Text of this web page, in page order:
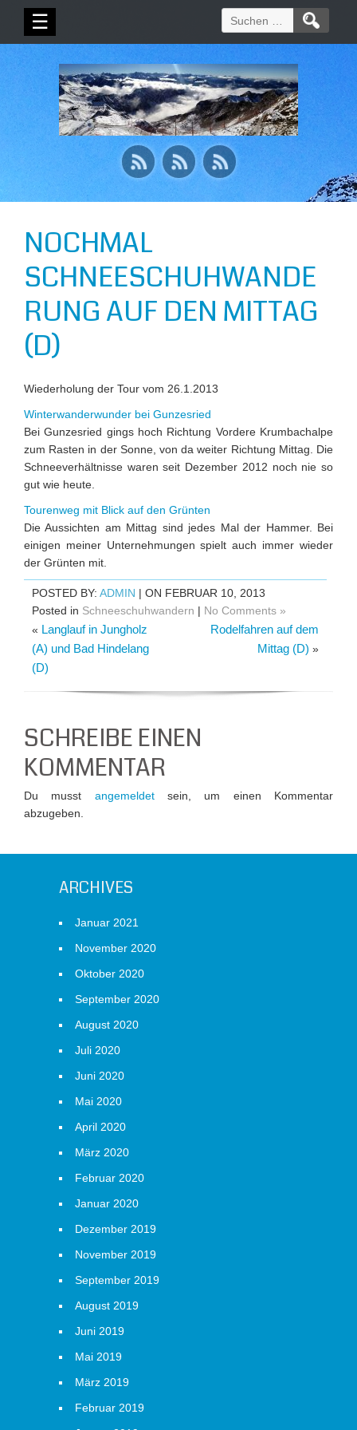
☰
Suchen
nach:
NOCHMAL
SCHNEESCHUHWANDE
RUNG AUF DEN MITTAG
(D)
Wiederholung der Tour vom 26.1.2013
Winterwanderwunder bei Gunzesried
Bei Gunzesried gings hoch Richtung Vordere Krumbachalpe
zum Rasten in der Sonne, von da weiter Richtung Mittag. Die
Schneeverhältnisse waren seit Dezember 2012 noch nie so
gut wie heute.
Tourenweg mit Blick auf den Grünten
Die Aussichten am Mittag sind jedes Mal der Hammer. Bei
einigen meiner Unternehmungen spielt auch immer wieder
der Grünten mit.
POSTED BY: ADMIN | ON FEBRUAR 10, 2013
Posted in Schneeschuhwandern | No Comments »
« Langlauf in Jungholz
(A) und Bad Hindelang
(D)
Rodelfahren auf dem
Mittag (D) »
SCHREIBE EINEN
KOMMENTAR
Du musst angemeldetsein, um einen Kommentar
abzugeben.
ARCHIVES
Januar 2021
November 2020
Oktober 2020
September 2020
August 2020
Juli 2020
Juni 2020
Mai 2020
April 2020
März 2020
Februar 2020
Januar 2020
Dezember 2019
November 2019
September 2019
August 2019
Juni 2019
Mai 2019
März 2019
Februar 2019